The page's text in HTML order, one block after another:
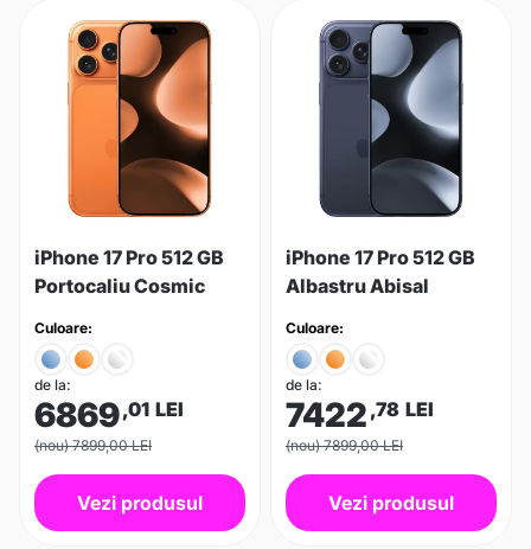
iPhone 17 Pro 512 GB
Portocaliu Cosmic
Culoare:
de la:
6869,01 LEI
(nou) 7899,00 LEI
Vezi produsul
iPhone 17 Pro 512 GB
Albastru Abisal
Culoare:
de la:
7422 ,78 LEI
(nou) 7899,00 LEI
Vezi produsul